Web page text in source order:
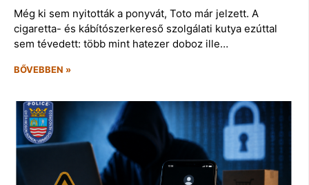
Még ki sem nyitották a ponyvát, Toto már jelzett. A
cigaretta- és kábítószerkereső szolgálati kutya ezúttal
sem tévedett: több mint hatezer doboz ille…
BŐVEBBEN »